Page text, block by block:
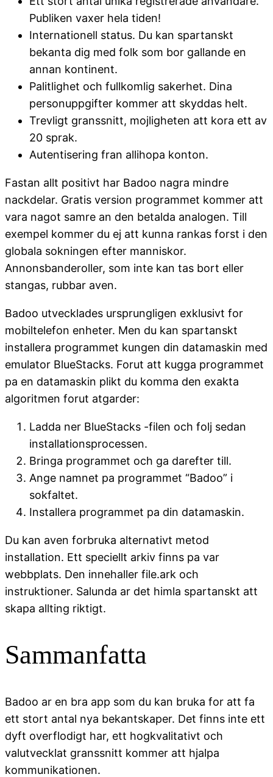
Publiken vaxer hela tiden!
Internationell status. Du kan spartanskt
bekanta dig med folk som bor gallande en
annan kontinent.
Palitlighet och fullkomlig sakerhet. Dina
personuppgifter kommer att skyddas helt.
Trevligt granssnitt, mojligheten att kora ett av
20 sprak.
Autentisering fran allihopa konton.
Fastan allt positivt har Badoo nagra mindre
nackdelar. Gratis version programmet kommer att
vara nagot samre an den betalda analogen. Till
exempel kommer du ej att kunna rankas forst i den
globala sokningen efter manniskor.
Annonsbanderoller, som inte kan tas bort eller
stangas, rubbar aven.
Badoo utvecklades ursprungligen exklusivt for
mobiltelefon enheter. Men du kan spartanskt
installera programmet kungen din datamaskin med
emulator BlueStacks. Forut att kugga programmet
pa en datamaskin plikt du komma den exakta
algoritmen forut atgarder:
Ladda ner BlueStacks -filen och folj sedan
installationsprocessen.
Bringa programmet och ga darefter till.
Ange namnet pa programmet “Badoo” i
sokfaltet.
Installera programmet pa din datamaskin.
Du kan aven forbruka alternativt metod
installation. Ett speciellt arkiv finns pa var
webbplats. Den innehaller file.ark och
instruktioner. Salunda ar det himla spartanskt att
skapa allting riktigt.
Sammanfatta
Badoo ar en bra app som du kan bruka for att fa
ett stort antal nya bekantskaper. Det finns inte ett
dyft overflodigt har, ett hogkvalitativt och
valutvecklat granssnitt kommer att hjalpa
kommunikationen.